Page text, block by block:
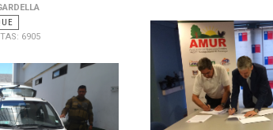
6905